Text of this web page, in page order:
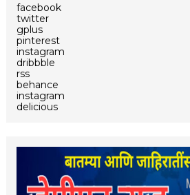
facebook
twitter
gplus
pinterest
instagram
dribbble
rss
behance
instagram
delicious